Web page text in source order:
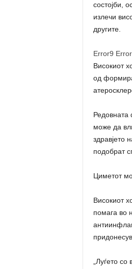
состојби,
излечи
другите.
Error9
Високиот
од
Редовната
може да
здравјето
подобрат
Циметот
Високиот
помага во
„Луѓето